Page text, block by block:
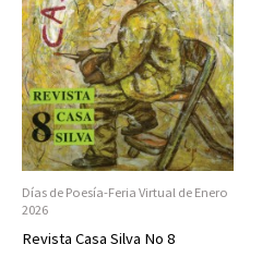
Días de Poesía-Feria Virtual de Enero
2026
Revista Casa Silva No 8